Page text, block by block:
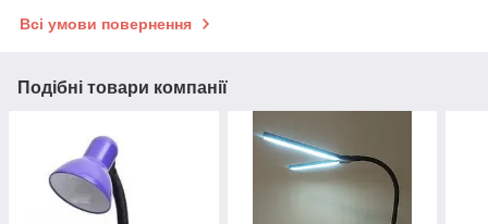
Всі умови повернення
Подібні товари компанії